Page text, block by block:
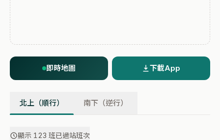
即時地圖 下載App
北上（順行） 南下（逆行）
顯示 123 班已過站班次